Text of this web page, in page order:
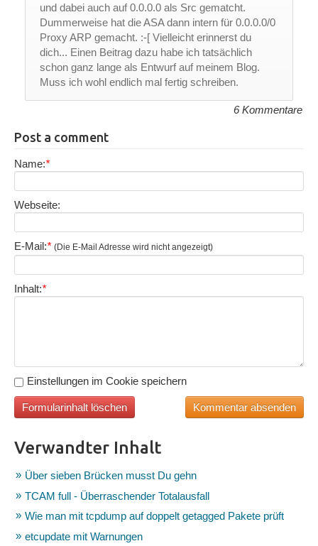
und dabei auch auf 0.0.0.0 als Src gematcht.
Dummerweise hat die ASA dann intern für 0.0.0.0/0
Proxy ARP gemacht. :-[ Vielleicht erinnerst du
dich... Einen Beitrag dazu habe ich tatsächlich
schon ganz lange als Entwurf auf meinem Blog.
Muss ich wohl endlich mal fertig schreiben.
6 Kommentare
Post a comment
Name:*
Webseite:
E-Mail:* (Die E-Mail Adresse wird nicht angezeigt)
Inhalt:*
Einstellungen im Cookie speichern
Verwandter Inhalt
Über sieben Brücken musst Du gehn
TCAM full - Überraschender Totalausfall
Wie man mit tcpdump auf doppelt getagged Pakete prüft
etcupdate mit Warnungen